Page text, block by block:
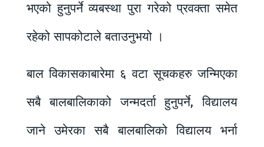
भएको हुनुपर्ने व्यबस्था पुरा गरेको प्रवक्ता समेत
रहेको सापकोटाले बताउनुभयो ।
बाल विकासकाबारेमा ६ वटा सूचकहरु जन्मिएका
सबै बालबालिकाको जन्मदर्ता हुनुपर्ने, विद्यालय
जाने उमेरका सबै बालबालिको विद्यालय भर्ना